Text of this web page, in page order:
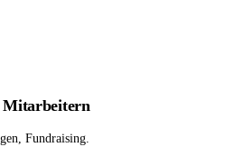
Mitarbeitern
Fundraising.